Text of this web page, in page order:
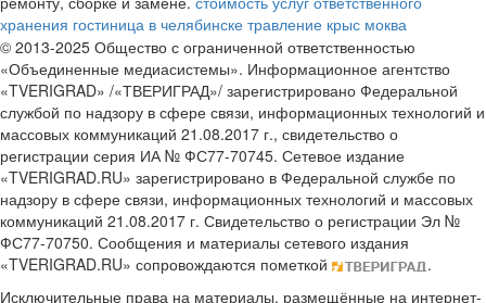
хранения гостиница в челябинске травление крыс моква
© 2013-2025 Общество с ограниченной ответственностью
«Объединенные медиасистемы». Информационное агентство
«TVERIGRAD» /«ТВЕРИГРАД»/ зарегистрировано Федеральной
службой по надзору в сфере связи, информационных технологий и
массовых коммуникаций 21.08.2017 г., свидетельство о
регистрации серия ИА № ФС77-70745. Сетевое издание
«TVERIGRAD.RU» зарегистрировано в Федеральной службе по
надзору в сфере связи, информационных технологий и массовых
коммуникаций 21.08.2017 г. Свидетельство о регистрации Эл №
ФС77-70750. Сообщения и материалы сетевого издания
«TVERIGRAD.RU» сопровождаются пометкой
.
Исключительные права на материалы, размещённые на интернет-